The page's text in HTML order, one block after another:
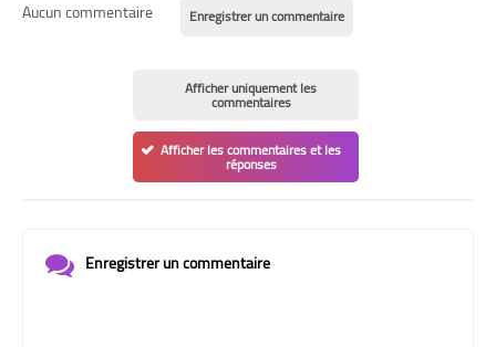
Aucun commentaire Enregistrer un commentaire
Afficher uniquement les
commentaires
Afficher les commentaires et les
réponses
Enregistrer un commentaire